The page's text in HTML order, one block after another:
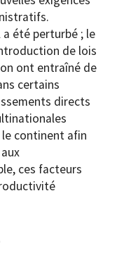
été perturbé ; le
de lois
ont entraîné de
certains
directs
continent afin
ces facteurs